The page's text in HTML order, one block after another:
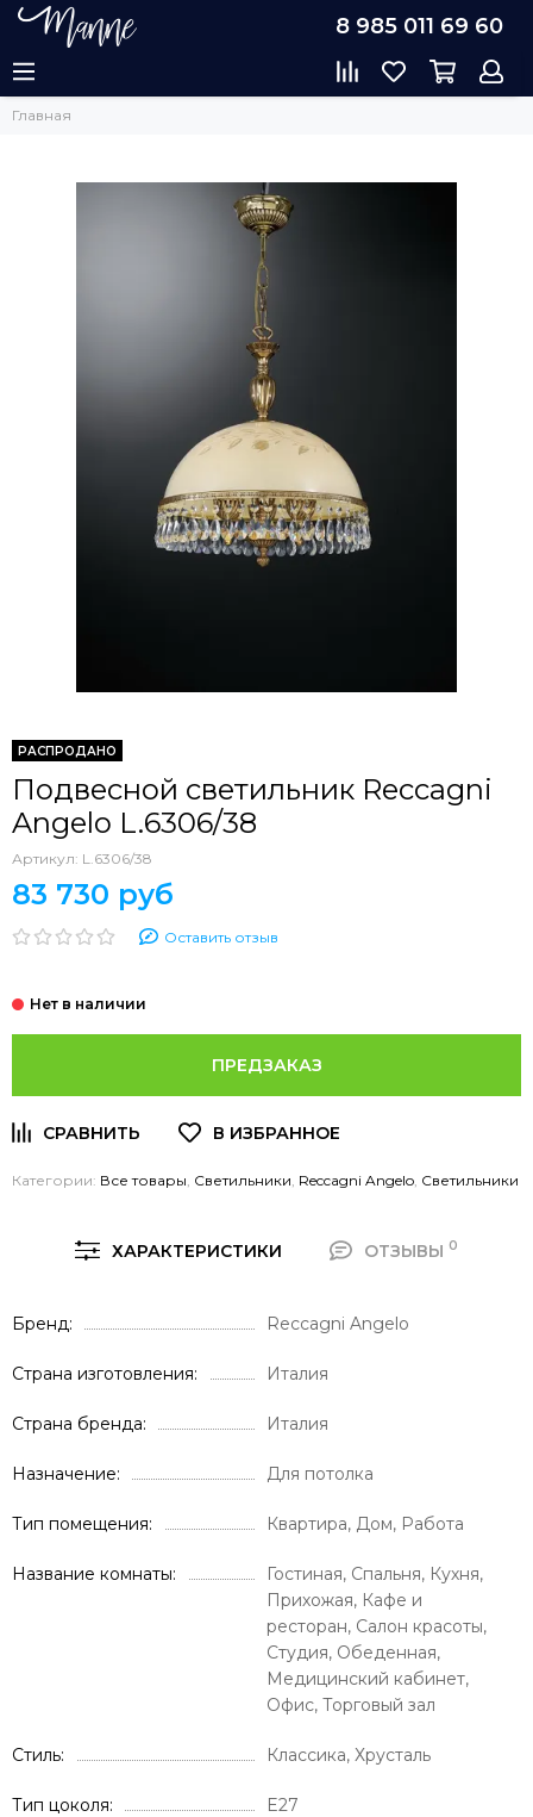
8 985 011 69 60
Главная
РАСПРОДАНО
Подвесной светильник Reccagni
Angelo L.6306/38
Артикул: L.6306/38
83 730 руб
Оставить отзыв
ПРЕДЗАКАЗ
Категории: Все товары Светильники Reccagni Angelo Светильники
ХАРАКТЕРИСТИКИ ОТЗЫВЫ 0
Бренд Reccagni Angelo
Страна изготовления Италия
Страна бренда Италия
Назначение Для потолка
Тип помещения Квартира, Дом, Работа
Название комнаты
Гостиная, Спальня, Кухня,
Прихожая, Кафе и
ресторан, Салон красоты,
Студия, Обеденная,
Медицинский кабинет,
Офис, Торговый зал
Стиль Классика, Хрусталь
Тип цоколя E27